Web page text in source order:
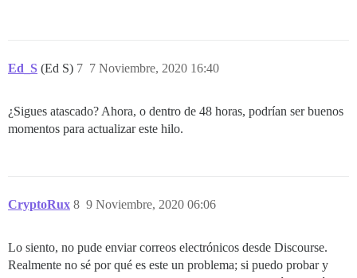
Ed_S (Ed S) 7 Noviembre, 2020 16:40
7
¿Sigues atascado? Ahora, o dentro de 48 horas, podrían ser buenos
momentos para actualizar este hilo.
CryptoRux 9 Noviembre, 2020 06:06
8
Lo siento, no pude enviar correos electrónicos desde Discourse.
Realmente no sé por qué es este un problema; si puedo probar y